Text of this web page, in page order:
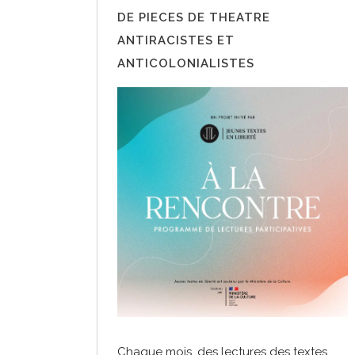
DE PIECES DE THEATRE
ANTIRACISTES ET
ANTICOLONIALISTES
Chaque mois, des lectures des textes